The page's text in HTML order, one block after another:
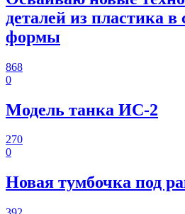
деталей из пластика
формы
868
0
Модель танка ИС-2
270
0
Новая тумбочка под